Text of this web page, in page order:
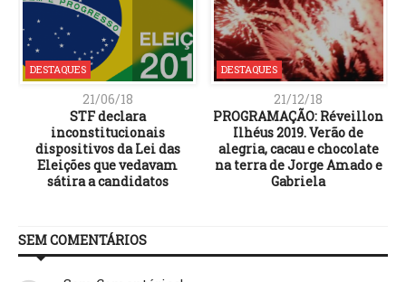
DESTAQUES
21/06/18
STF declara
inconstitucionais
dispositivos da Lei das
Eleições que vedavam
sátira a candidatos
DESTAQUES
21/12/18
PROGRAMAÇÃO: Réveillon
Ilhéus 2019. Verão de
alegria, cacau e chocolate
na terra de Jorge Amado e
Gabriela
SEM COMENTÁRIOS